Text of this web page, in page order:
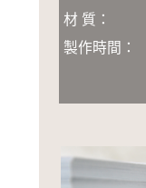
材 質：
製作時間：